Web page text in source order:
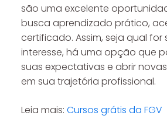
são uma excelente
busca aprendizado prático,
certificado. Assim, seja qual for
interesse, há uma opção que
suas expectativas e abrir
em sua trajetória profissional.
Leia mais: Cursos grátis da FGV